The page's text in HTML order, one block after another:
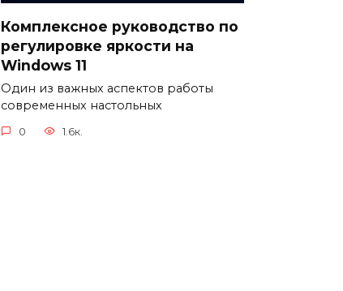
Комплексное руководство по
регулировке яркости на
Windows 11
Один из важных аспектов работы
современных настольных
0 1.6к.